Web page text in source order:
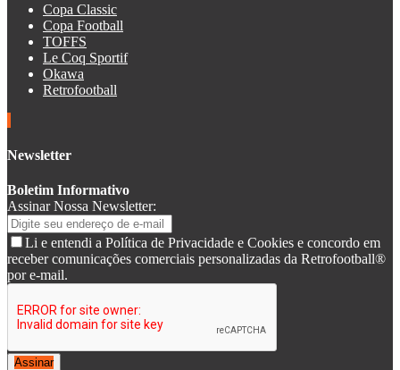
Copa Classic
Copa Football
TOFFS
Le Coq Sportif
Okawa
Retrofootball
Newsletter
Boletim Informativo
Assinar Nossa Newsletter:
Li e entendi a Política de Privacidade e Cookies e concordo em
receber comunicações comerciais personalizadas da Retrofootball®
por e-mail.
Assinar